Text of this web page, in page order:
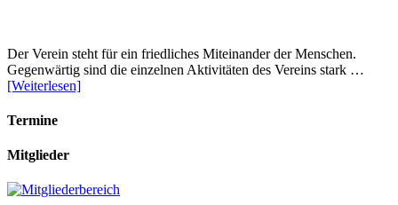
Der Verein steht für ein friedliches Miteinander der Menschen.
Gegenwärtig sind die einzelnen Aktivitäten des Vereins stark …
[Weiterlesen]
Termine
Mitglieder